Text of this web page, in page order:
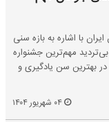
با اشاره به بازه سنی
بی‌تردید مهم‌ترین جشنواره
بهترین سن یادگیری و